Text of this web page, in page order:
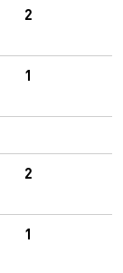
2
1
2
1